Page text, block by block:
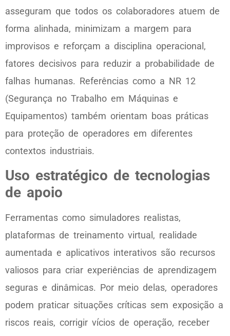
asseguram que todos os colaboradores atuem de
forma alinhada, minimizam a margem para
improvisos e reforçam a disciplina operacional,
fatores decisivos para reduzir a probabilidade de
falhas humanas. Referências como a NR 12
(Segurança no Trabalho em Máquinas e
Equipamentos) também orientam boas práticas
para proteção de operadores em diferentes
contextos industriais.
Uso estratégico de tecnologias
de apoio
Ferramentas como simuladores realistas,
plataformas de treinamento virtual, realidade
aumentada e aplicativos interativos são recursos
valiosos para criar experiências de aprendizagem
seguras e dinâmicas. Por meio delas, operadores
podem praticar situações críticas sem exposição a
riscos reais, corrigir vícios de operação, receber